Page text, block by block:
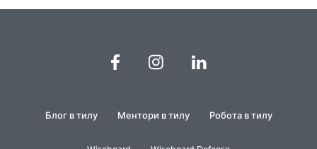
Блог в тилу Ментори в тилу Робота в тилу